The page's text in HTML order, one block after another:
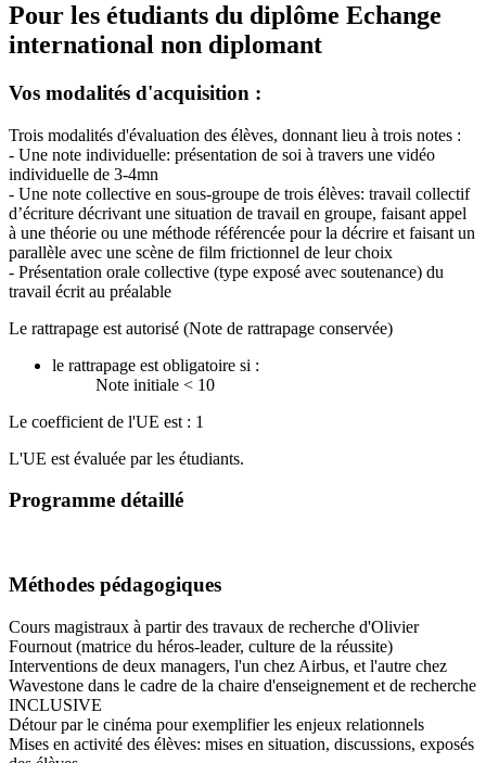
Pour les étudiants du diplôme Echange
international non diplomant
Vos modalités d'acquisition :
Trois modalités d'évaluation des élèves, donnant lieu à trois notes :
- Une note individuelle: présentation de soi à travers une vidéo
individuelle de 3-4mn
- Une note collective en sous-groupe de trois élèves: travail collectif
d’écriture décrivant une situation de travail en groupe, faisant appel
à une théorie ou une méthode référencée pour la décrire et faisant un
parallèle avec une scène de film frictionnel de leur choix
- Présentation orale collective (type exposé avec soutenance) du
travail écrit au préalable
Le rattrapage est autorisé (Note de rattrapage conservée)
le rattrapage est obligatoire si :
Note initiale < 10
Le coefficient de l'UE est : 1
L'UE est évaluée par les étudiants.
Programme détaillé
Méthodes pédagogiques
Cours magistraux à partir des travaux de recherche d'Olivier
Fournout (matrice du héros-leader, culture de la réussite)
Interventions de deux managers, l'un chez Airbus, et l'autre chez
Wavestone dans le cadre de la chaire d'enseignement et de recherche
INCLUSIVE
Détour par le cinéma pour exemplifier les enjeux relationnels
Mises en activité des élèves: mises en situation, discussions, exposés